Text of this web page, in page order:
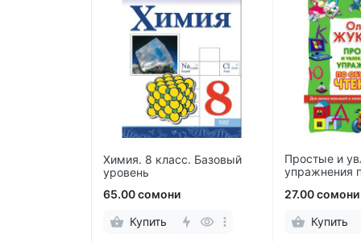
Химия. 8 класс. Базовый
уровень
65.00 сомони
Купить
Простые и
упражнения
27.00 сомони
Купить